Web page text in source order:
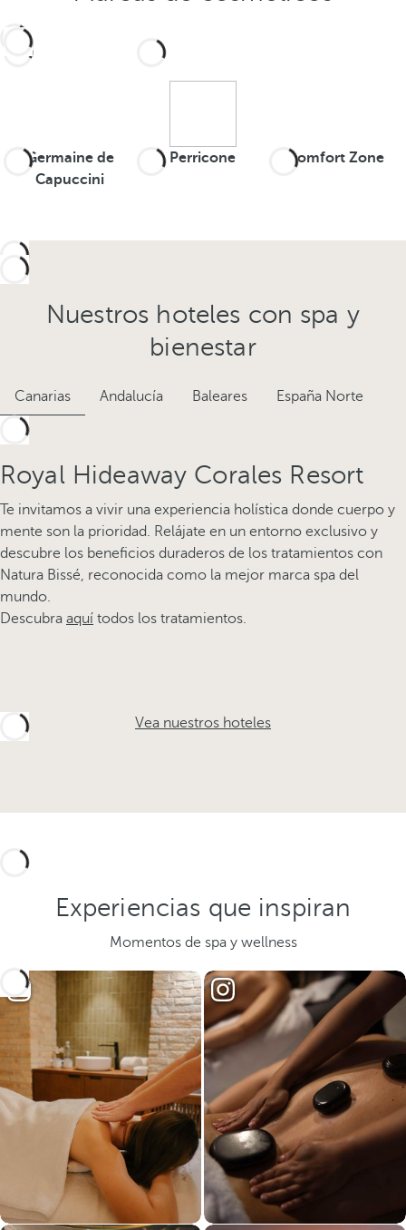
Germaine de
Capuccini
Perricone Comfort Zone
Nuestros hoteles con spa y
bienestar
Canarias Andalucía Baleares España Norte
Royal Hideaway Corales Resort
Te invitamos a vivir una experiencia holística donde cuerpo y
mente son la prioridad. Relájate en un entorno exclusivo y
descubre los beneficios duraderos de los tratamientos con
Natura Bissé, reconocida como la mejor marca spa del
mundo.
Descubra aquí todos los tratamientos.
Vea nuestros hoteles
Experiencias que inspiran
Momentos de spa y wellness